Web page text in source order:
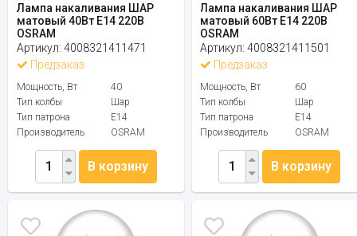
Лампа накаливания ШАР
матовый 40Вт Е14 220В
OSRAM
Артикул: 4008321411471
Предзаказ
Мощность, Вт
40
Тип колбы
Шар
Тип патрона
E14
Производитель
OSRAM
В корзину
Лампа накаливания ШАР
матовый 60Вт Е14 220В
OSRAM
Артикул:4008321411501
Предзаказ
Мощность, Вт
60
Тип колбы
Шар
Тип патрона
E14
Производитель
OSRAM
В корзину